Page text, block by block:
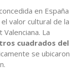
en España
valor cultural de la
La
cuadrados del
se ubicaron